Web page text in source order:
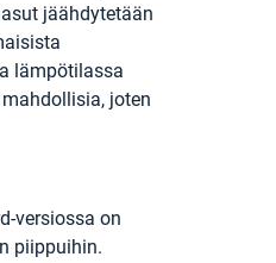
jäähdytetään
lämpötilassa
joten
versiossa on
piippuihin.